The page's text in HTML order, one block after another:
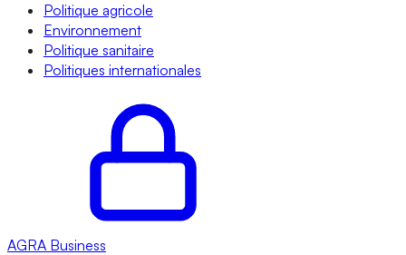
Politique agricole
Environnement
Politique sanitaire
Politiques internationales
AGRA Business